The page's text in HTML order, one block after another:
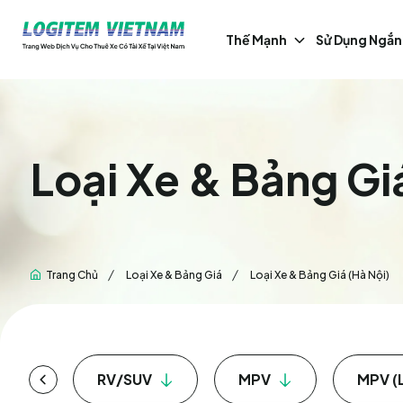
Thế Mạnh
Logitem Việt Nam Qua Các Con
Số
Sử Dụng
Loại Xe & Bảng
Trang Chủ Loại Xe & Bảng Giá Loại Xe & Bảng Giá (Hà Nội)
RV/SUV MPV MPV